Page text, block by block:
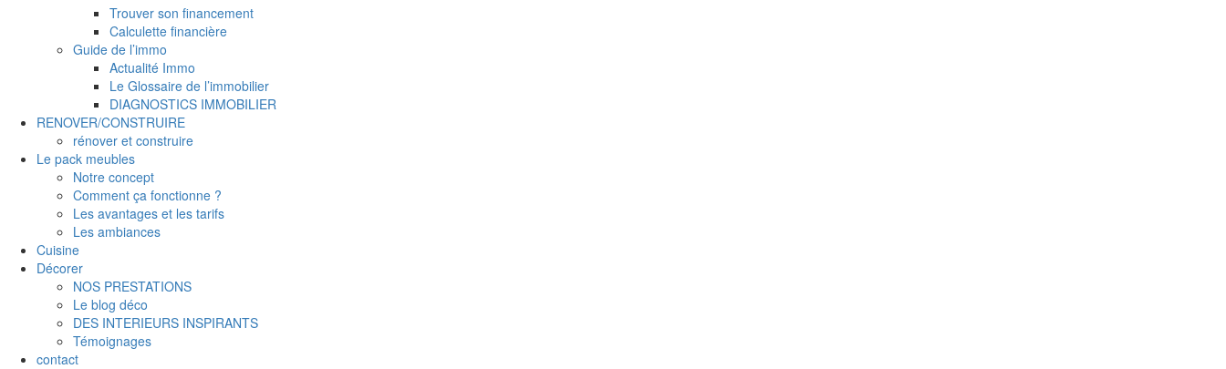
Trouver son financement
Calculette financière
Guide de l’immo
Actualité Immo
Le Glossaire de l’immobilier
DIAGNOSTICS IMMOBILIER
RENOVER/CONSTRUIRE
rénover et construire
Le pack meubles
Notre concept
Comment ça fonctionne ?
Les avantages et les tarifs
Les ambiances
Cuisine
Décorer
NOS PRESTATIONS
Le blog déco
DES INTERIEURS INSPIRANTS
Témoignages
contact